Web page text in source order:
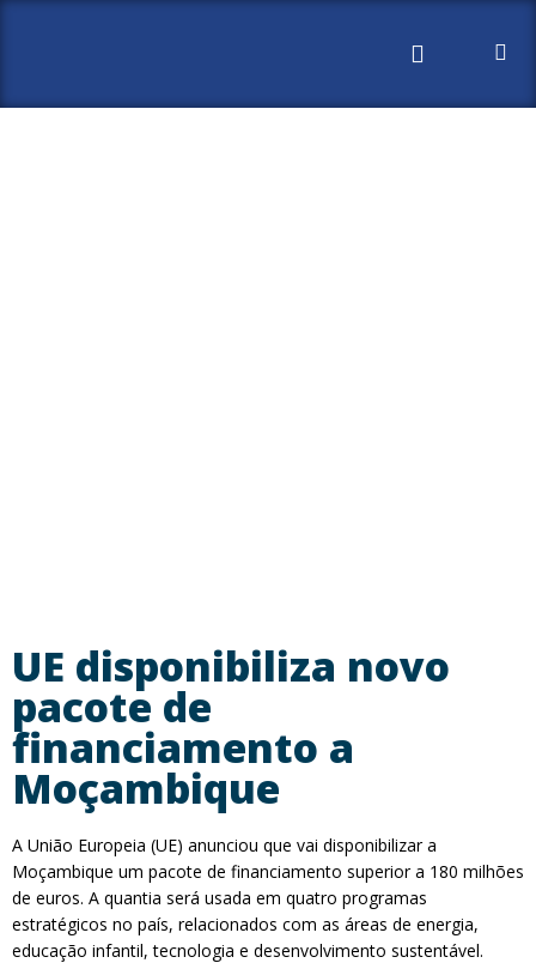
UE disponibiliza novo
pacote de
financiamento a
Moçambique
A União Europeia (UE) anunciou que vai disponibilizar a
Moçambique um pacote de financiamento superior a 180 milhões
de euros. A quantia será usada em quatro programas
estratégicos no país, relacionados com as áreas de energia,
educação infantil, tecnologia e desenvolvimento sustentável.